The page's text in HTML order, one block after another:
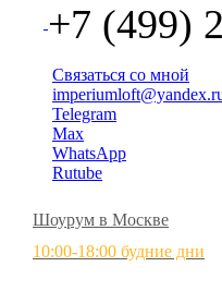
+7 (499)
Связаться со мной
Telegram
Max
WhatsApp
Rutube
Шоурум в Москве
10:00-18:00 будние дни